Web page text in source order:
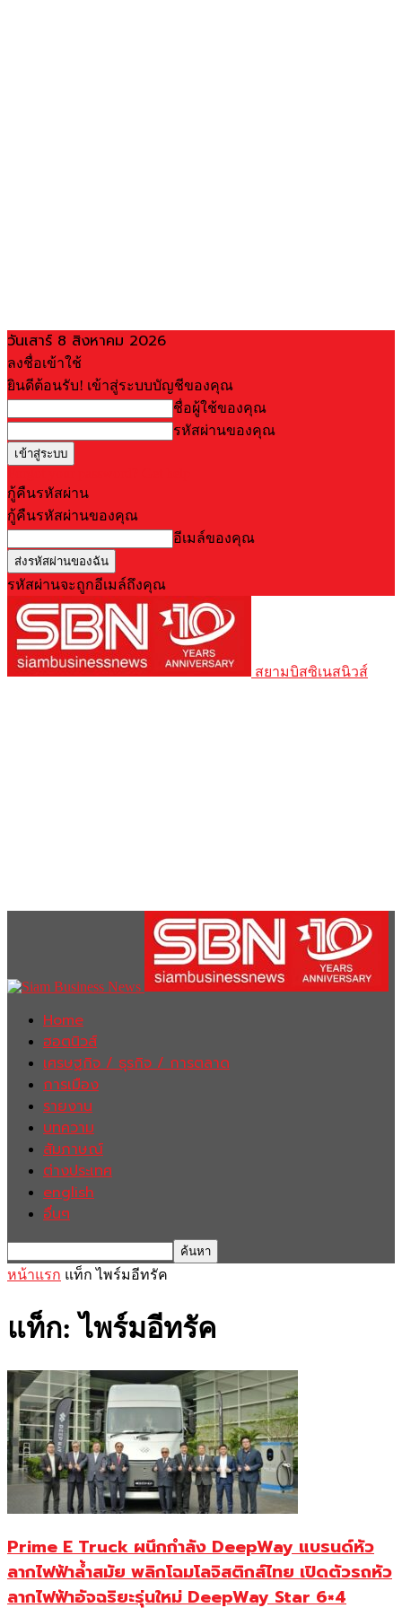
วันเสาร์ 8 สิงหาคม 2026
ลงชื่อเข้าใช้
ยินดีต้อนรับ! เข้าสู่ระบบบัญชีของคุณ
ชื่อผู้ใช้ของคุณ
รหัสผ่านของคุณ
กู้คืนรหัสผ่าน
กู้คืนรหัสผ่านของคุณ
อีเมล์ของคุณ
รหัสผ่านจะถูกอีเมล์ถึงคุณ
สยามบิสซิเนสนิวส์
Home
ฮอตนิวส์
เศรษฐกิจ / ธุรกิจ / การตลาด
การเมือง
รายงาน
บทความ
สัมภาษณ์
ต่างประเทศ
english
อื่นๆ
หน้าแรก แท็ก ไพร์มอีทรัค
แท็ก: ไพร์มอีทรัค
Prime E Truck ผนึกกำลัง DeepWay แบรนด์หัว
ลากไฟฟ้าล้ำสมัย พลิกโฉมโลจิสติกส์ไทย เปิดตัวรถหัว
ลากไฟฟ้าอัจฉริยะรุ่นใหม่ DeepWay Star 6×4